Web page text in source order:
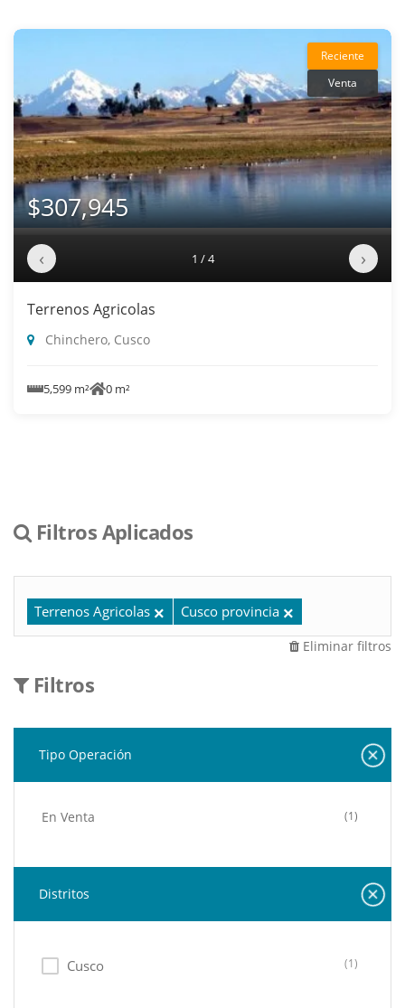
Reciente
Venta
$307,945
‹ 1 / 4 ›
Terrenos Agricolas
Chinchero, Cusco
5,599 m² 0 m²
Filtros Aplicados
Terrenos Agricolas Cusco provincia
Eliminar filtros
Filtros
Tipo Operación
En Venta (1)
Distritos
Cusco (1)